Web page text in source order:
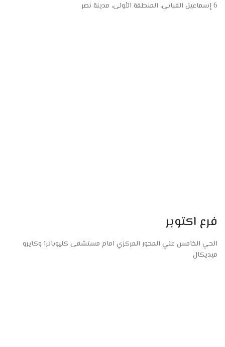
6 إسماعيل القباني، المنطقة الأولى، مدينة نصر
فرع اكتوبر
الحي الخامس علي المحور المركزي امام مستشفى كليوباترا وكايرو
ميديكال